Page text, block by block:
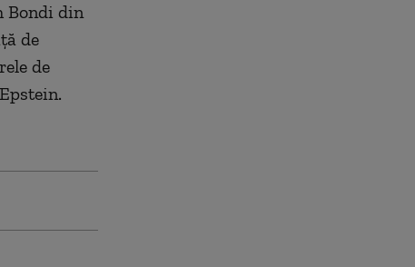
Bondi din
de
de